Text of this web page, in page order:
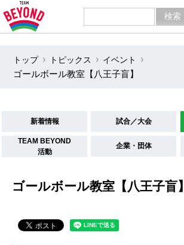
トップ トピックス
イベント
ゴールボール教室【八王子盲】
新着情報 試合／大会
TEAM BEYOND
活動
企業・団体
ゴールボール教室【八王子盲】